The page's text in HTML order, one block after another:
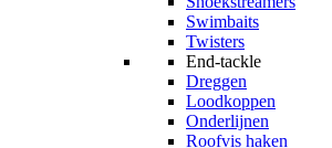
Swimbaits
Twisters
End-tackle
Dreggen
Loodkoppen
Onderlijnen
Roofvis haken